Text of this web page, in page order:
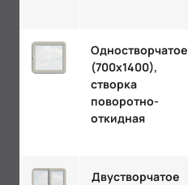
Одностворчатое
(700х1400),
створка
поворотно-
откидная
Двустворчатое